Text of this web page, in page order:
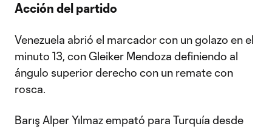
Acción del partido
Venezuela abrió el marcador con un golazo en el
minuto 13, con Gleiker Mendoza definiendo al
ángulo superior derecho con un remate con
rosca.
Barış Alper Yılmaz empató para Turquía desde